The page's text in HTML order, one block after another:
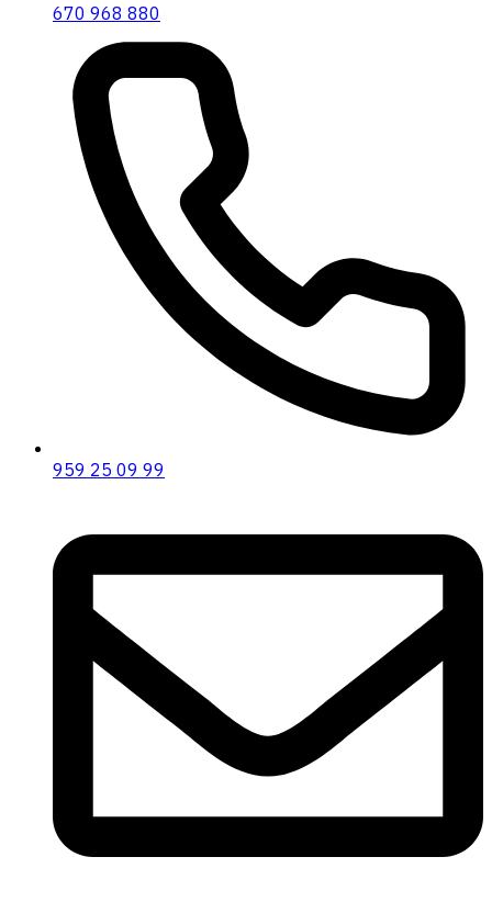
670 968 880
959 25 09 99